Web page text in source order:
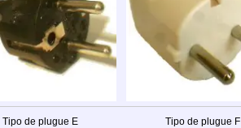
Tipo de plugue E Tipo de plugue F